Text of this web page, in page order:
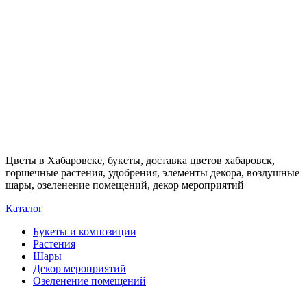
Цветы в Хабаровске, букеты, доставка цветов хабаровск,
горшечные растения, удобрения, элементы декора, воздушные
шары, озеленение помещений, декор мероприятий
Каталог
Букеты и композиции
Растения
Шары
Декор мероприятий
Озеленение помещений